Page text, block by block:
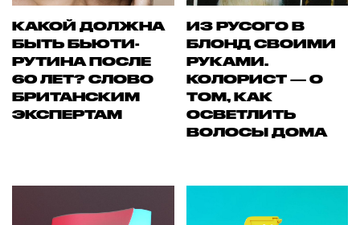
КАКОЙ ДОЛЖНА
БЫТЬ БЬЮТИ-
РУТИНА ПОСЛЕ
60 ЛЕТ? СЛОВО
БРИТАНСКИМ
ЭКСПЕРТАМ
ИЗ РУСОГО В
БЛОНД СВОИМИ
РУКАМИ.
КОЛОРИСТ — О
ТОМ, КАК
ОСВЕТЛИТЬ
ВОЛОСЫ ДОМА